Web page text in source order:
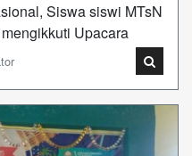
Siswa siswi MTsN
Upacara